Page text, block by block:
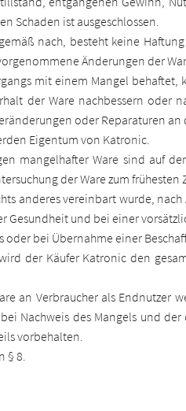
Schaden ist ausgeschlossen.
nach, besteht keine
Änderungen der
mit einem Mangel
der Ware nachbessern oder
oder Reparaturen
Eigentum von Katronic.
mangelhafter Ware sind auf
der Ware zum
anderes vereinbart wurde,
Gesundheit und bei einer
oder bei Übernahme einer
der Käufer Katronic den
an Verbraucher als Endnutzer
Nachweis des Mangels und
vorbehalten.
§ 8.